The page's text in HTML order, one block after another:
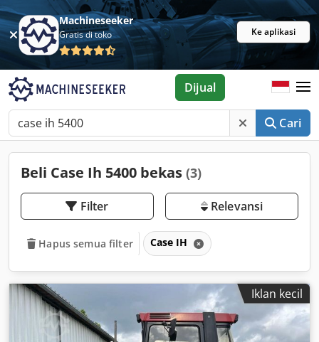
Machineseeker
Gratis di toko Ke aplikasi
Cari
Dijual
Beli Case Ih 5400 bekas (3)
Filter Relevansi
Hapus semua filter Case IH
Iklan kecil